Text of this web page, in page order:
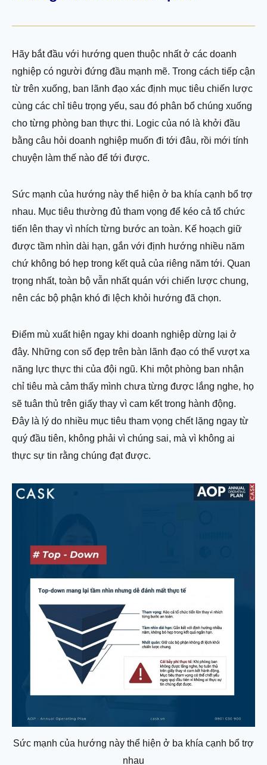
Hãy bắt đầu với hướng quen thuộc nhất ở các doanh
nghiệp có người đứng đầu mạnh mẽ. Trong cách tiếp cận
từ trên xuống, ban lãnh đạo xác định mục tiêu chiến lược
cùng các chỉ tiêu trọng yếu, sau đó phân bổ chúng xuống
cho từng phòng ban thực thi. Logic của nó là khởi đầu
bằng câu hỏi doanh nghiệp muốn đi tới đâu, rồi mới tính
chuyện làm thế nào để tới được.
Sức mạnh của hướng này thể hiện ở ba khía cạnh bổ trợ
nhau. Mục tiêu thường đủ tham vọng để kéo cả tổ chức
tiến lên thay vì nhích từng bước an toàn. Kế hoạch giữ
được tầm nhìn dài hạn, gắn với định hướng nhiều năm
chứ không bó hẹp trong kết quả của riêng năm tới. Quan
trọng nhất, toàn bộ vẫn nhất quán với chiến lược chung,
nên các bộ phận khó đi lệch khỏi hướng đã chọn.
Điểm mù xuất hiện ngay khi doanh nghiệp dừng lại ở
đây. Những con số đẹp trên bàn lãnh đạo có thể vượt xa
năng lực thực thi của đội ngũ. Khi một phòng ban nhận
chỉ tiêu mà cảm thấy mình chưa từng được lắng nghe, họ
sẽ tuân thủ trên giấy thay vì cam kết trong hành động.
Đây là lý do nhiều mục tiêu tham vọng chết lặng ngay từ
quý đầu tiên, không phải vì chúng sai, mà vì không ai
thực sự tin rằng chúng đạt được.
Sức mạnh của hướng này thể hiện ở ba khía cạnh bổ trợ
nhau